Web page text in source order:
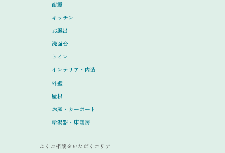
耐震
キッチン
お風呂
洗面台
トイレ
インテリア・内装
外壁
屋根
お庭・カーポート
給湯器・床暖房
よくご相談をいただくエリア